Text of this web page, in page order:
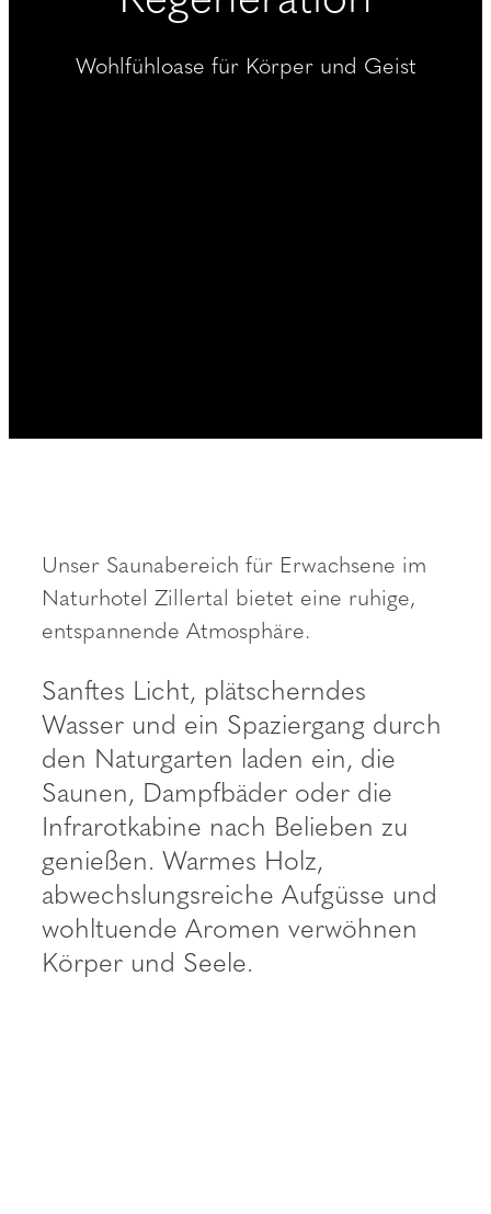
----
----
----
Wohlfühloase für Körper und Geist
Unser Saunabereich für Erwachsene im
Naturhotel Zillertal bietet eine ruhige,
entspannende Atmosphäre.
Sanftes Licht, plätscherndes
Wasser und ein Spaziergang durch
den Naturgarten laden ein, die
Saunen, Dampfbäder oder die
Infrarotkabine nach Belieben zu
genießen. Warmes Holz,
abwechslungsreiche Aufgüsse und
wohltuende Aromen verwöhnen
Körper und Seele.